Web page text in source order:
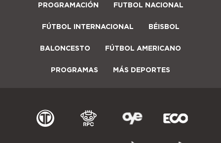
PROGRAMACIÓN FUTBOL NACIONAL
FÚTBOL INTERNACIONAL BÉISBOL
BALONCESTO FÚTBOL AMERICANO
PROGRAMAS MÁS DEPORTES